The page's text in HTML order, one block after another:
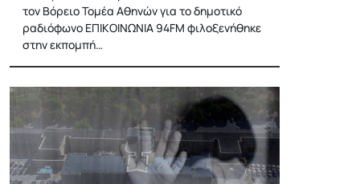
τον Βόρειο Τομέα Αθηνών για το δημοτικό
ραδιόφωνο ΕΠΙΚΟΙΝΩΝΙΑ 94FM φιλοξενήθηκε
στην εκπομπή…